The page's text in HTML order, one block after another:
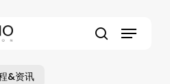
Menu
&资讯